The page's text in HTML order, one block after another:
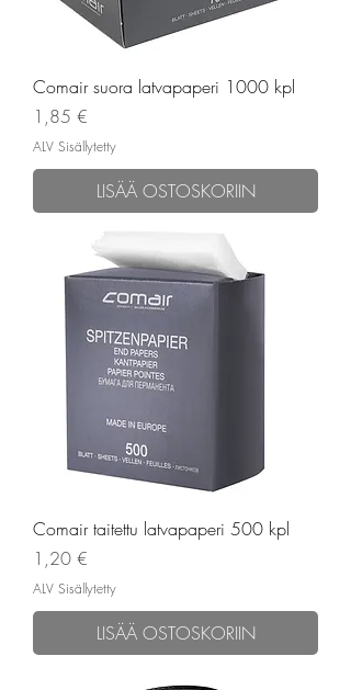
Comair suora latvapaperi 1000 kpl
Hinta
1,85 €
ALV Sisällytetty
LISÄÄ OSTOSKORIIN
Comair taitettu latvapaperi 500 kpl
Hinta
1,20 €
ALV Sisällytetty
LISÄÄ OSTOSKORIIN